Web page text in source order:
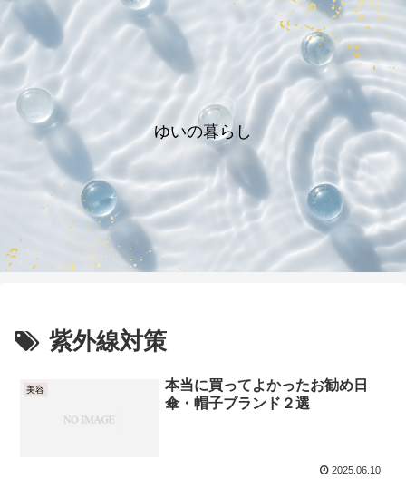
ゆいの暮らし
紫外線対策
美容
本当に買ってよかったお勧め日
傘・帽子ブランド２選
2025.06.10